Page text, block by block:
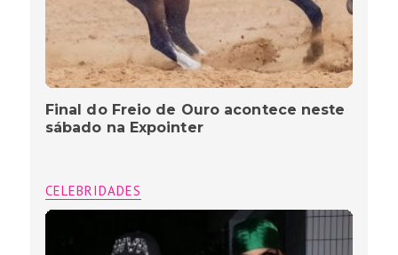
Final do Freio de Ouro acontece neste
sábado na Expointer
CELEBRIDADES